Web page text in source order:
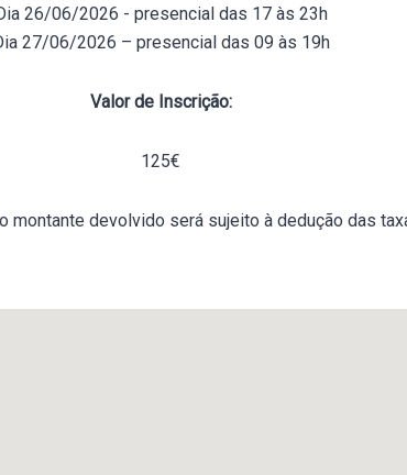
26/06/2026 - presencial das 17 às 23h
27/06/2026 – presencial das 09 às 19h
Valor de Inscrição:
125€
montante devolvido será sujeito à dedução das